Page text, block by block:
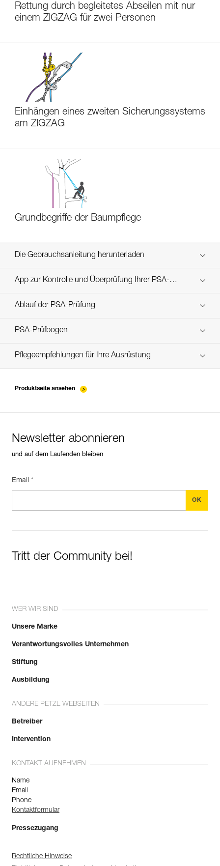
Rettung durch begleitetes Abseilen mit nur
einem ZIGZAG für zwei Personen
Einhängen eines zweiten Sicherungssystems
am ZIGZAG
Grundbegriffe der Baumpflege
Die Gebrauchsanleitung herunterladen
Technical Notice
App zur Kontrolle und Überprüfung Ihrer PSA-
Bestände Entdecken Sie ePPEcentre
Ablauf der PSA-Prüfung
verif-EPI-ZIGZAG-procedure-DE
PSA-Prüfbogen
verif-EPI-ZIGZAG-suivi-DE
Pflegeempfehlungen für Ihre Ausrüstung
Produktseite ansehen
Newsletter abonnieren
und auf dem Laufenden bleiben
Email *
Tritt der Community bei!
WER WIR SIND
Unsere Marke
Verantwortungsvolles Unternehmen
Stiftung
Ausbildung
ANDERE PETZL WEBSEITEN
Betreiber
Intervention
KONTAKT AUFNEHMEN
Name
Email
Phone
Kontaktformular
Pressezugang
Rechtliche Hinweise